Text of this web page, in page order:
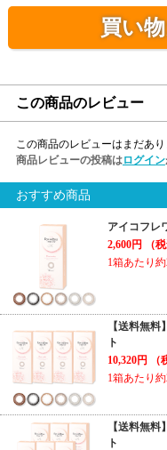
買い
この商品のレビュー
この商品のレビューはまだあり
商品レビューの投稿はログイン
おすすめ商品
アイコフレ
2,600円
（
1箱あたり約
【送料無
ト
10,320円
（
1箱あたり約
【送料無
ト